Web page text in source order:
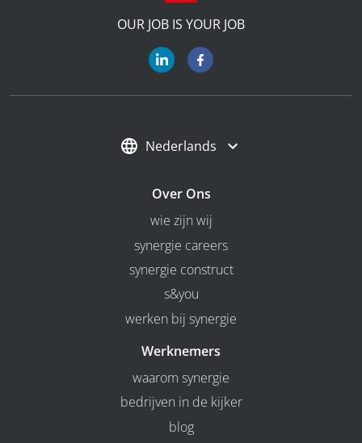
OUR JOB IS YOUR JOB
Nederlands
Over Ons
wie zijn wij
synergie careers
synergie construct
s&you
werken bij synergie
Werknemers
waarom synergie
bedrijven in de kijker
blog